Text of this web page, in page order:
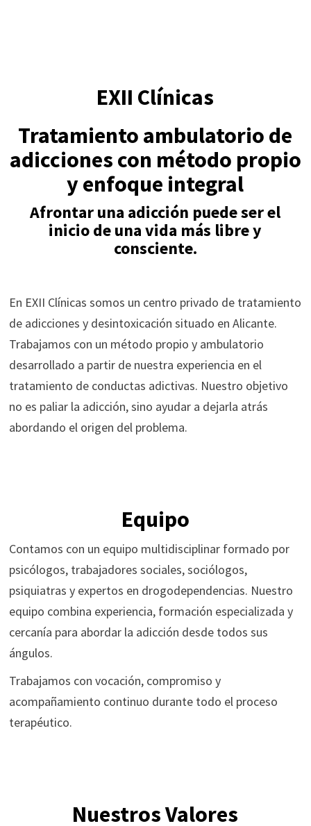
EXII Clínicas
Tratamiento ambulatorio de
adicciones con método propio
y enfoque integral
Afrontar una adicción puede ser el
inicio de una vida más libre y
consciente.
En EXII Clínicas somos un centro privado de tratamiento
de adicciones y desintoxicación situado en Alicante.
Trabajamos con un método propio y ambulatorio
desarrollado a partir de nuestra experiencia en el
tratamiento de conductas adictivas. Nuestro objetivo
no es paliar la adicción, sino ayudar a dejarla atrás
abordando el origen del problema.
Equipo
Contamos con un equipo multidisciplinar formado por
psicólogos, trabajadores sociales, sociólogos,
psiquiatras y expertos en drogodependencias. Nuestro
equipo combina experiencia, formación especializada y
cercanía para abordar la adicción desde todos sus
ángulos.
Trabajamos con vocación, compromiso y
acompañamiento continuo durante todo el proceso
terapéutico.
Nuestros Valores